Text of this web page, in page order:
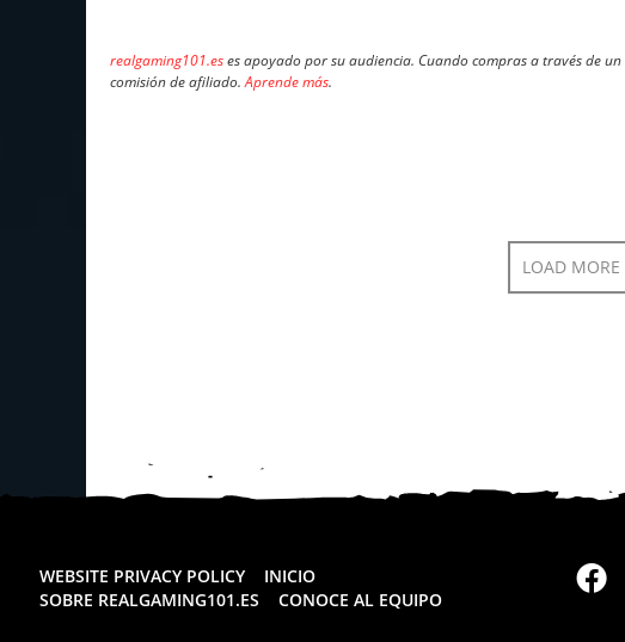
realgaming101.eses apoyado por su audiencia. Cuando compras a través de
comisión de afiliado.Aprende más.
LOAD MORE
WEBSITE PRIVACY POLICY
INICIO
SOBRE REALGAMING101.ES
CONOCE AL EQUIPO